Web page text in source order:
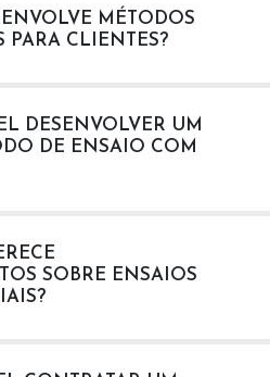
MÉTODOS
PARA CLIENTES?
DESENVOLVER UM
DE ENSAIO COM
SOBRE ENSAIOS